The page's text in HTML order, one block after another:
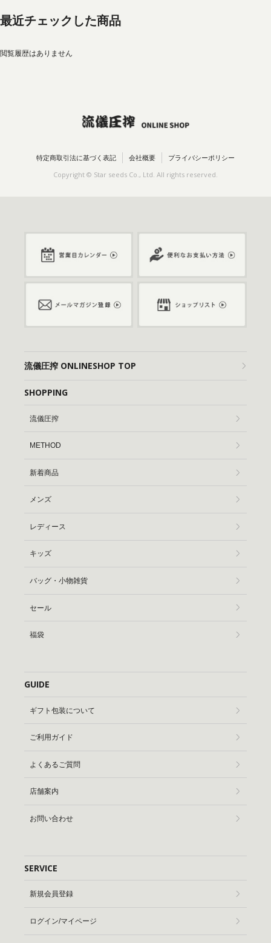
最近チェックした商品
閲覧履歴はありません
特定商取引法に基づく表記 会社概要 プライバシーポリシー
Copyright © Star seeds Co., Ltd. All rights reserved.
流儀圧搾 ONLINESHOP TOP
SHOPPING
流儀圧搾
METHOD
新着商品
メンズ
レディース
キッズ
バッグ・小物雑貨
セール
福袋
GUIDE
ギフト包装について
ご利用ガイド
よくあるご質問
店舗案内
お問い合わせ
SERVICE
新規会員登録
ログイン/マイページ